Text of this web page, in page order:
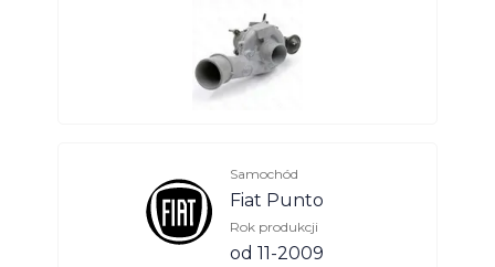
Samochód
Fiat Punto
Rok produkcji
od 11-2009